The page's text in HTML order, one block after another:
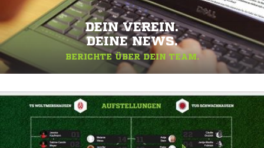
DEIN VEREIN.
DEINE NEWS.
BERICHTE ÜBER DEIN TEAM.